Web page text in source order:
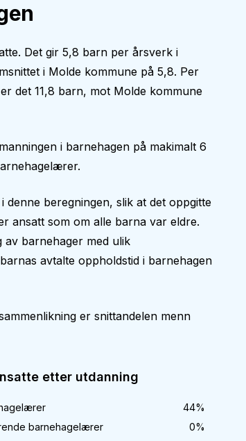
Det gir 5,8 barn per årsverk i
i Molde kommune på 5,8. Per
det 11,8 barn, mot Molde kommune
i barnehagen på makimalt 6
beregningen, slik at det oppgitte
ansatt som om alle barna var eldre.
av barnehager med ulik
avtalte oppholdstid i barnehagen
er snittandelen menn
etter utdanning
44%
barnehagelærer
0%